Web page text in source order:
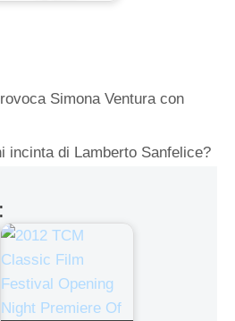
Simona Ventura con
incinta di Lamberto Sanfelice?